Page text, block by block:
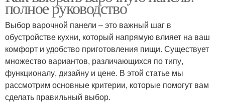
полное руководство
Выбор варочной панели – это важный шаг в
обустройстве кухни, который напрямую влияет на ваш
комфорт и удобство приготовления пищи. Существует
множество вариантов, различающихся по типу,
функционалу, дизайну и цене. В этой статье мы
рассмотрим основные критерии, которые помогут вам
сделать правильный выбор.